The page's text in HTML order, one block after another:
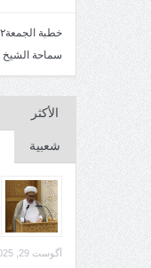
سماحة
الأكثر
شعبية
آگوست 29, 2025